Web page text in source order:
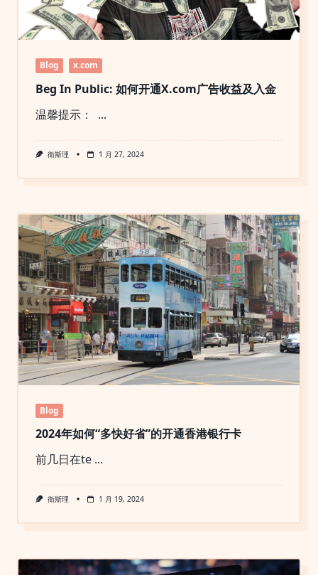
Blog x.com
Beg In Public: 如何开通X.com广告收益及入金
温馨提示：
...
衛斯理 1 月 27, 2024
Blog
2024年如何“多快好省”的开通香港银行卡
前几日在te ...
衛斯理 1 月 19, 2024